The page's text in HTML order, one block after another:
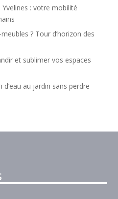
: votre mobilité
? Tour d’horizon des
et sublimer vos espaces
au jardin sans perdre